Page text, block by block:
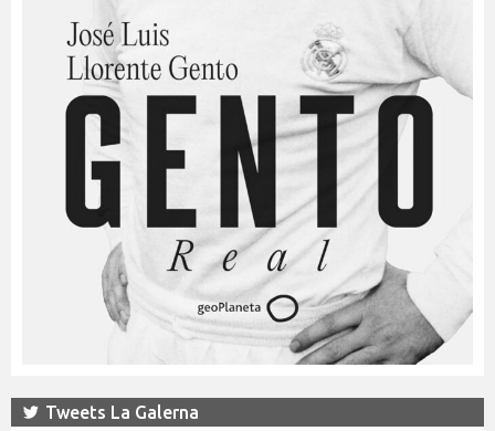
Tweets La Galerna